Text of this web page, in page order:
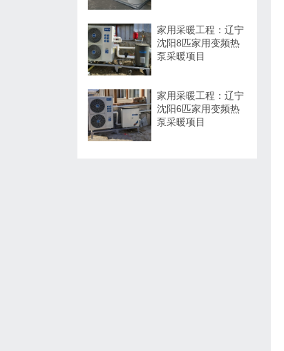
家用采暖工程：辽宁
沈阳8匹家用变频热
泵采暖项目
家用采暖工程：辽宁
沈阳6匹家用变频热
泵采暖项目